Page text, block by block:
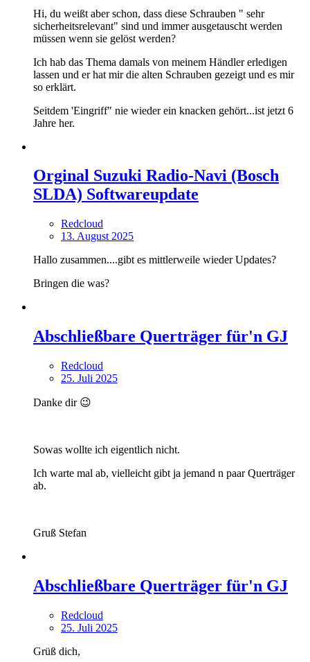
Hi, du weißt aber schon, dass diese Schrauben " sehr
sicherheitsrelevant" sind und immer ausgetauscht werden
müssen wenn sie gelöst werden?
Ich hab das Thema damals von meinem Händler erledigen
lassen und er hat mir die alten Schrauben gezeigt und es mir
so erklärt.
Seitdem 'Eingriff" nie wieder ein knacken gehört...ist jetzt 6
Jahre her.
Orginal Suzuki Radio-Navi (Bosch
SLDA) Softwareupdate
Redcloud
13. August 2025
Hallo zusammen....gibt es mittlerweile wieder Updates?
Bringen die was?
Abschließbare Querträger für'n GJ
Redcloud
25. Juli 2025
Danke dir 😉
Sowas wollte ich eigentlich nicht.
Ich warte mal ab, vielleicht gibt ja jemand n paar Querträger
ab.
Gruß Stefan
Abschließbare Querträger für'n GJ
Redcloud
25. Juli 2025
Grüß dich,